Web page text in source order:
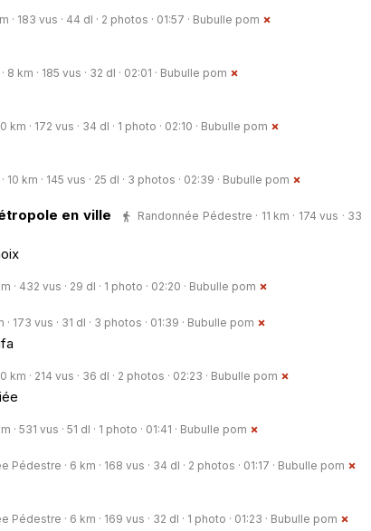
183 vus · 44 dl · 2 photos · 01:57 · Bubulle pom
km · 185 vus · 32 dl · 02:01 · Bubulle pom
· 172 vus · 34 dl · 1 photo · 02:10 · Bubulle pom
km · 145 vus · 25 dl · 3 photos · 02:39 · Bubulle pom
en ville
Randonnée Pédestre · 11 km · 174 vus · 33
· 432 vus · 29 dl · 1 photo · 02:20 · Bubulle pom
173 vus · 31 dl · 3 photos · 01:39 · Bubulle pom
· 214 vus · 36 dl · 2 photos · 02:23 · Bubulle pom
531 vus · 51 dl · 1 photo · 01:41 · Bubulle pom
Pédestre · 6 km · 168 vus · 34 dl · 2 photos · 01:17 · Bubulle pom
Pédestre · 6 km · 169 vus · 32 dl · 1 photo · 01:23 · Bubulle pom